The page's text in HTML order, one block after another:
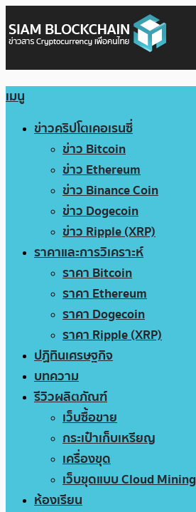
เมนู
ข่าวคริปโตเคอเรนซี่
ข่าว Bitcoin
ข่าว Ethereum
ข่าว Binance Coin
ข่าว Dogecoin
ข่าว Ripple (XRP)
ราคาและการวิเคราะห์
ราคา Bitcoin
ราคา Ethereum
ราคา Dogecoin
ราคา Ripple (XRP)
ปฏิทินเศรษฐกิจ
บทความ
รีวิวผลิตภัณฑ์
เว็บซื้อขาย
กระเป๋าเก็บเหรียญ
เครื่องขุด
เว็บขุดแบบ Cloud Mining
ห้องเรียน